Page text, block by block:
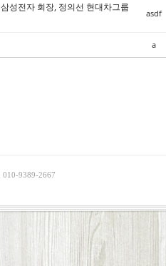
성전자 회장, 정의선 현대차그룹
asdf
a
9389-2667